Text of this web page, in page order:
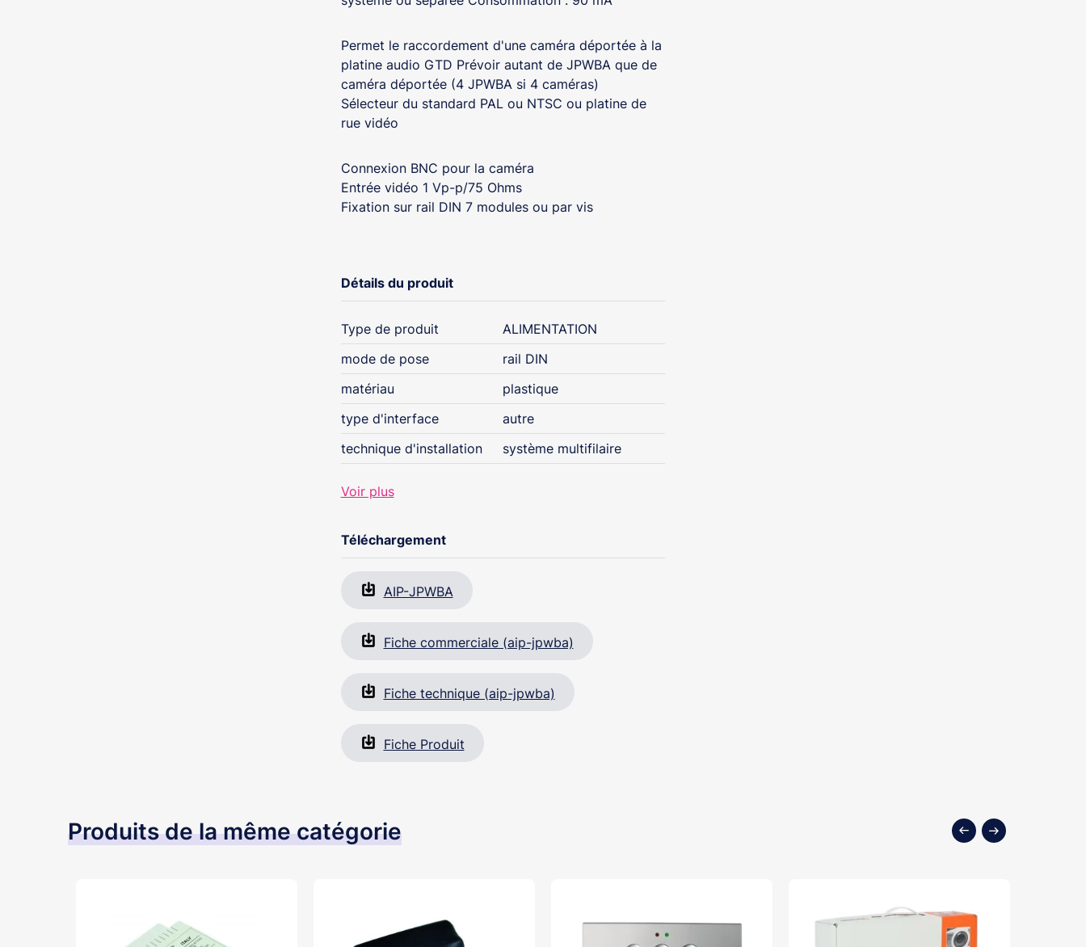
Permet le raccordement d'une caméra déportée à la
platine audio GTD Prévoir autant de JPWBA que de
caméra déportée (4 JPWBA si 4 caméras)
Sélecteur du standard PAL ou NTSC ou platine de
rue vidéo
Connexion BNC pour la caméra
Entrée vidéo 1 Vp-p/75 Ohms
Fixation sur rail DIN 7 modules ou par vis
Détails du produit
Type de produit
ALIMENTATION
mode de pose
rail DIN
matériau
plastique
type d'interface
autre
technique d'installation
système multifilaire
Voir plus
Téléchargement
AIP-JPWBA
Fiche commerciale (aip-jpwba)
Fiche technique (aip-jpwba)
Fiche Produit
Produits de la même catégorie